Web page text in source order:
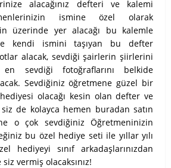
alacağınız defteri ve kalemi
ismine özel olarak
üzerinde yer alacağı bu kalemle
kendi ismini taşıyan bu defter
alacak, sevdiği şairlerin şiirlerini
en sevdiği fotoğraflarını belkide
Sevdiğiniz öğretmene güzel bir
olacağı kesin olan defter ve
de kolayca hemen buradan satın
o çok sevdiğiniz Öğretmeninizin
bu özel hediye seti ile yıllar yılı
hediyeyi sınıf arkadaşlarınızdan
vermiş olacaksınız!